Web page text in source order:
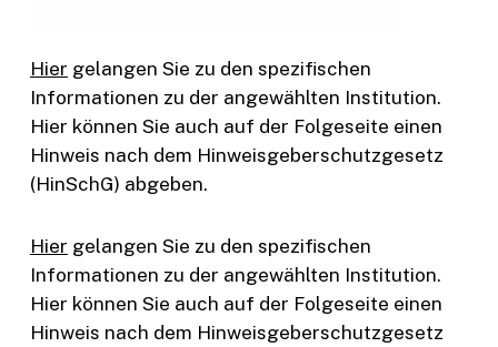
Hier gelangen Sie zu den spezifischen
Informationen zu der angewählten Institution.
Hier können Sie auch auf der Folgeseite einen
Hinweis nach dem Hinweisgeberschutzgesetz
(HinSchG) abgeben.
Hier gelangen Sie zu den spezifischen
Informationen zu der angewählten Institution.
Hier können Sie auch auf der Folgeseite einen
Hinweis nach dem Hinweisgeberschutzgesetz